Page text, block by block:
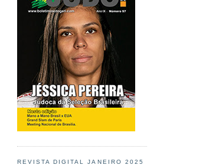
REVISTA DIGITAL JANEIRO 2025